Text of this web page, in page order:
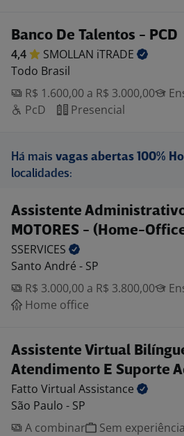
Banco De Talentos - PCD
4,4 SMOLLAN iTRADE
Todo Brasil
R$ 1.600,00 a R$ 3.000,00
PcD
Presencial
Há mais vagas abertas 100%
localidades:
Assistente
MOTORES - (Home-
SSERVICES
Santo André - SP
R$ 3.000,00 a R$ 3.800,00
Home office
Assistente Virtual
Atendimento E Suporte
Fatto Virtual Assistance
São Paulo - SP
A combinar
Sem experiência